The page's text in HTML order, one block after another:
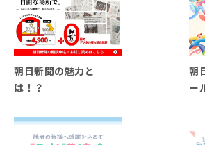
朝日新聞の魅力と
は！？
朝
ー